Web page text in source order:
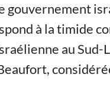
gouvernement
à la timide
au